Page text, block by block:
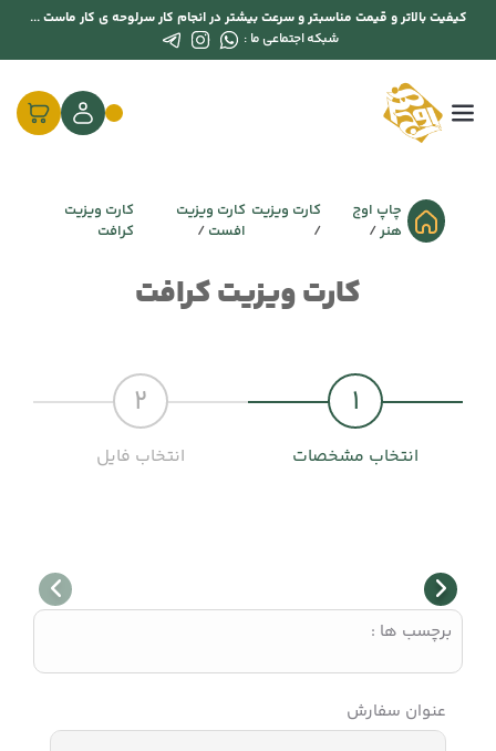
کیفیت بالاتر و قیمت مناسبتر و سرعت بیشتر در انجام کار سرلوحه ی کار ماست ...
شبکه اجتماعی ما :
چاپ اوج
هنر
کارت ویزیت کارت ویزیت
افست
کارت ویزیت
کرافت
کارت ویزیت کرافت
1
انتخاب مشخصات
2
انتخاب فایل
برچسب ها :
عنوان سفارش